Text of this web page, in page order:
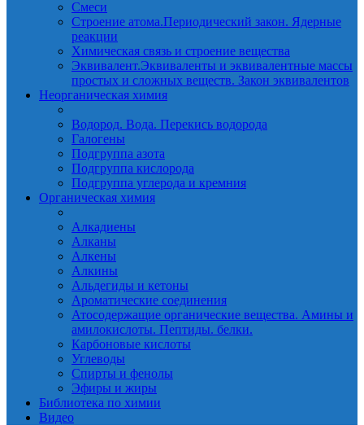
Смеси
Строение атома.Периодический закон. Ядерные
реакции
Химическая связь и строение вещества
Эквивалент.Эквиваленты и эквивалентные массы
простых и сложных веществ. Закон эквивалентов
Неорганическая химия
Водород. Вода. Перекись водорода
Галогены
Подгруппа азота
Подгруппа кислорода
Подгруппа углерода и кремния
Органическая химия
Алкадиены
Алканы
Алкены
Алкины
Альдегиды и кетоны
Ароматические соединения
Атосодержащие органические вещества. Амины и
амилокислоты. Пептиды. белки.
Карбоновые кислоты
Углеводы
Спирты и фенолы
Эфиры и жиры
Библиотека по химии
Видео